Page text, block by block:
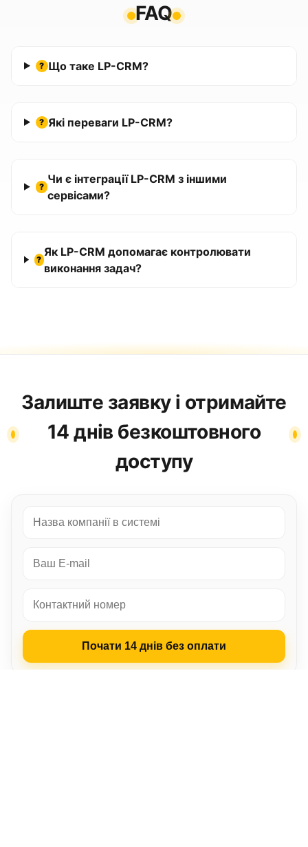
FAQ
? Що таке LP-CRM?
? Які переваги LP-CRM?
?
Чи є інтеграції LP-CRM з іншими
сервісами?
?
Як LP-CRM допомагає контролювати
виконання задач?
Залиште заявку і отримайте
14 днів безкоштовного
доступу
Почати 14 днів без оплати